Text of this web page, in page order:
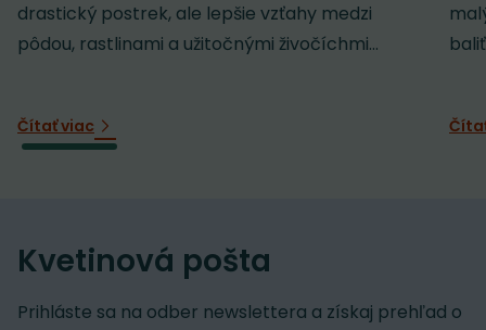
drastický postrek, ale lepšie vzťahy medzi
pôdou, rastlinami a užitočnými živočíchmi...
Čítať viac
Kvetinová pošta
Prihláste sa na odber newslettera a získaj prehľad o